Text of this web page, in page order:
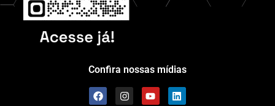
Confira nossas mídias